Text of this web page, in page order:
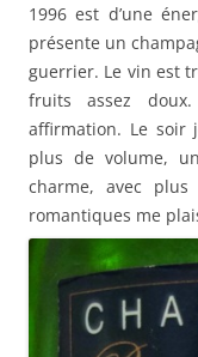
1996 est d’une
présente un
guerrier. Le vin est
fruits assez
affirmation. Le soir
plus de volume,
charme, avec plus
romantiques me